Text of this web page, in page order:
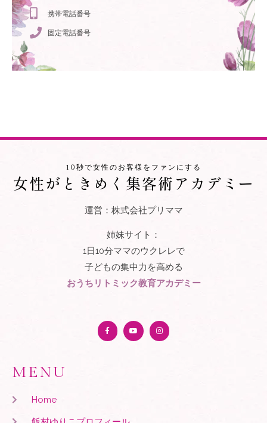
携帯電話番号
固定電話番号
10秒で女性のお客様をファンにする
女性がときめく集客術アカデミー
運営：株式会社プリママ
姉妹サイト：
1日10分ママのウクレレで
子どもの集中力を高める
おうちリトミック教育アカデミー
MENU
Home